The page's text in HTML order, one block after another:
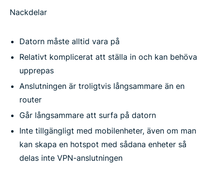
Nackdelar
Datorn måste alltid vara på
Relativt komplicerat att ställa in och kan behöva
upprepas
Anslutningen är troligtvis långsammare än en
router
Går långsammare att surfa på datorn
Inte tillgängligt med mobilenheter, även om man
kan skapa en hotspot med sådana enheter så
delas inte VPN-anslutningen